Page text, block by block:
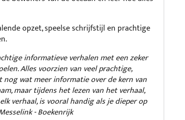
opzet, speelse schrijfstijl en prachtige
informatieve verhalen met een zeker
Alles voorzien van veel prachtige,
wat meer informatie over de kern van
maar tijdens het lezen van het verhaal,
verhaal, is vooral handig als je dieper op
- Boekenrijk